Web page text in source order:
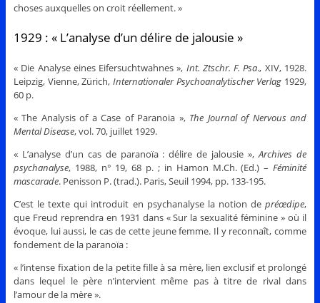
choses auxquelles on croit réellement. »
1929 : « L’analyse d’un délire de jalousie »
« Die Analyse eines Eifersuchtwahnes », Int. Ztschr. F. Psa., XIV, 1928.
Leipzig, Vienne, Zürich, Internationaler Psychoanalytischer Verlag 1929,
60 p.
« The Analysis of a Case of Paranoia », The Journal of Nervous and
Mental Disease, vol. 70, juillet 1929.
« L’analyse d’un cas de paranoïa : délire de jalousie »,Archives de
psychanalyse, 1988, n° 19, 68 p. ; in Hamon M.Ch. (Ed.) –Féminité
mascarade. Penisson P. (trad.). Paris, Seuil 1994, pp. 133-195.
C’est le texte qui introduit en psychanalyse la notion depréœdipe,
que Freud reprendra en 1931 dans « Sur la sexualité féminine » où il
évoque, lui aussi, le cas de cette jeune femme. Il y reconnaît, comme
fondement de la paranoïa :
« l’intense fixation de la petite fille à sa mère, lien exclusif et prolongé
dans lequel le père n’intervient même pas à titre de rival dans
l’amour de la mère ».